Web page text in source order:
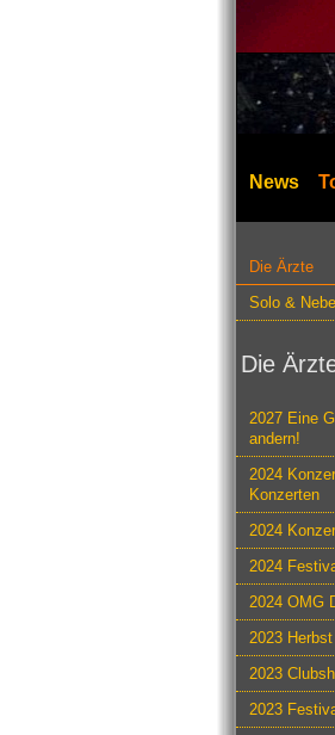
News
Die Ärzte
Solo &
Die
2027 Eine
andern!
2024
Konzerten
2024
2024
2024 OMG
2023
2023
2023